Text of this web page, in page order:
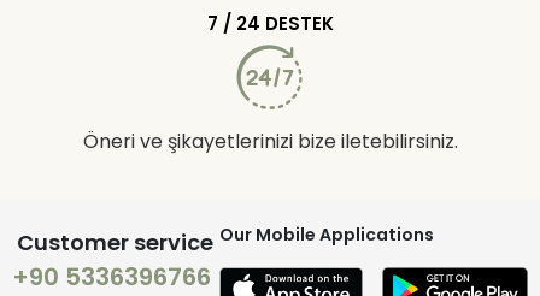
7 / 24 DESTEK
Öneri ve şikayetlerinizi bize iletebilirsiniz.
Customer service
+90 5336396766
Our Mobile Applications